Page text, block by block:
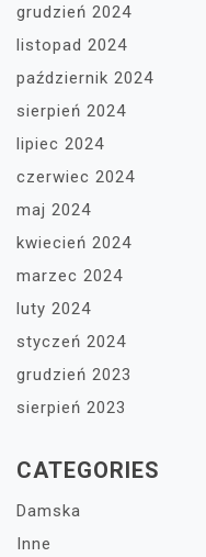
grudzień 2024
listopad 2024
październik 2024
sierpień 2024
lipiec 2024
czerwiec 2024
maj 2024
kwiecień 2024
marzec 2024
luty 2024
styczeń 2024
grudzień 2023
sierpień 2023
CATEGORIES
Damska
Inne